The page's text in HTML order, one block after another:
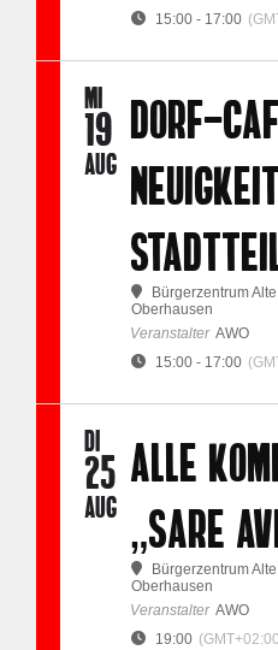
15:00 - 17:00
MI
19
AUG
DORF-
Bürgerzentrum
Oberhausen
Veranstalter AWO
15:00 - 17:00
DI
25
AUG
ALLE
„SARE
Bürgerzentrum
Oberhausen
Veranstalter AWO
19:00